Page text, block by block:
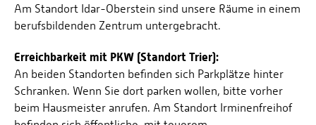
Am Standort Idar-Oberstein sind unsere Räume in einem
berufsbildenden Zentrum untergebracht.
Erreichbarkeit mit PKW (Standort Trier):
An beiden Standorten befinden sich Parkplätze hinter
Schranken. Wenn Sie dort parken wollen, bitte vorher
beim Hausmeister anrufen. Am Standort Irminenfreihof